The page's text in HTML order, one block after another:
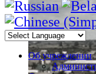
Об учреждении